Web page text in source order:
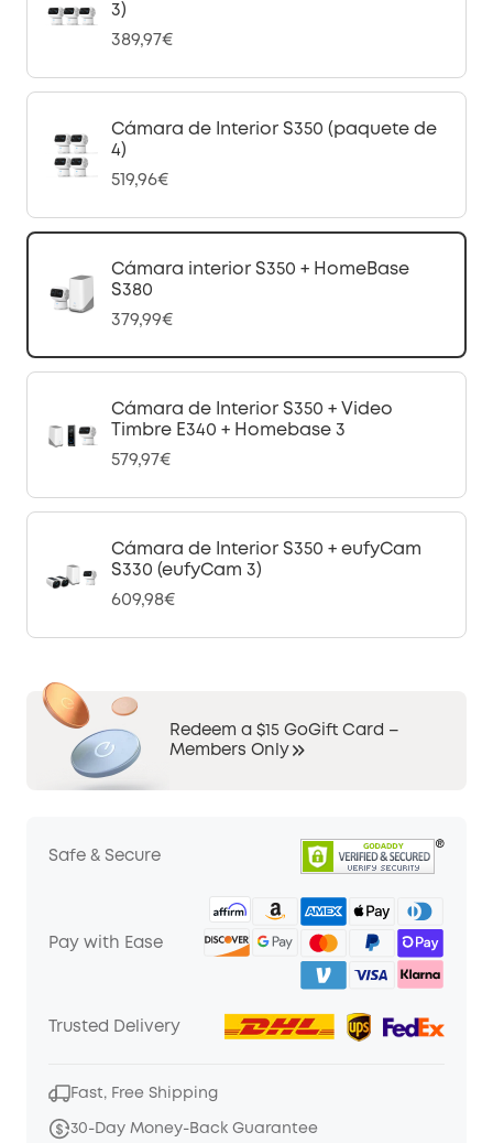
3)
389,97€
Cámara de Interior S350 (paquete de
4)
519,96€
Cámara interior S350 + HomeBase
S380
379,99€
Cámara de Interior S350 + Video
Timbre E340 + Homebase 3
579,97€
Cámara de Interior S350 + eufyCam
S330 (eufyCam 3)
609,98€
Redeem a $15 GoGift Card –
Members Only
Safe & Secure
Pay with Ease
Trusted Delivery
Fast, Free Shipping
30-Day Money-Back Guarantee